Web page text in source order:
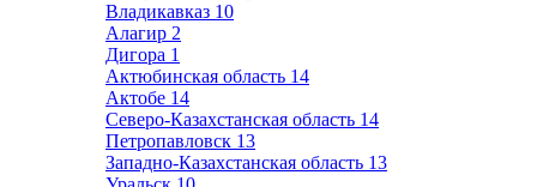
Владикавказ 10
Алагир 2
Дигора 1
Актюбинская область 14
Актобе 14
Северо-Казахстанская область 14
Петропавловск 13
Западно-Казахстанская область 13